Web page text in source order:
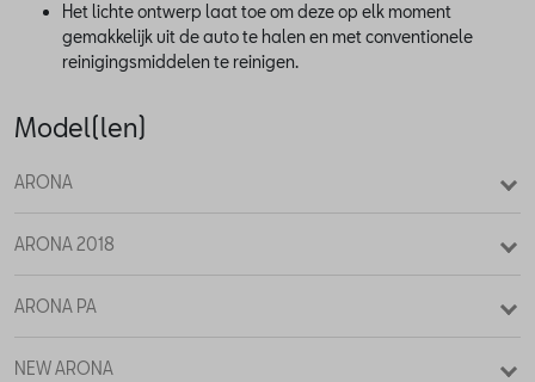
Het lichte ontwerp laat toe om deze op elk moment
gemakkelijk uit de auto te halen en met conventionele
reinigingsmiddelen te reinigen.
Model(len)
ARONA
ARONA 2018
ARONA PA
NEW ARONA